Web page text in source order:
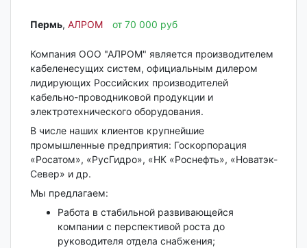
Пермь‎, АЛРОМ от 70 000 руб
Компания ООО "АЛРОМ" является производителем
кабеленесущих систем, официальным дилером
лидирующих Российских производителей
кабельно-проводниковой продукции и
электротехнического оборудования.
В числе наших клиентов крупнейшие
промышленные предприятия: Госкорпорация
«Росатом», «РусГидро», «НК «Роснефть», «Новатэк-
Север» и др.
Мы предлагаем:
Работа в стабильной развивающейся
компании с перспективой роста до
руководителя отдела снабжения;